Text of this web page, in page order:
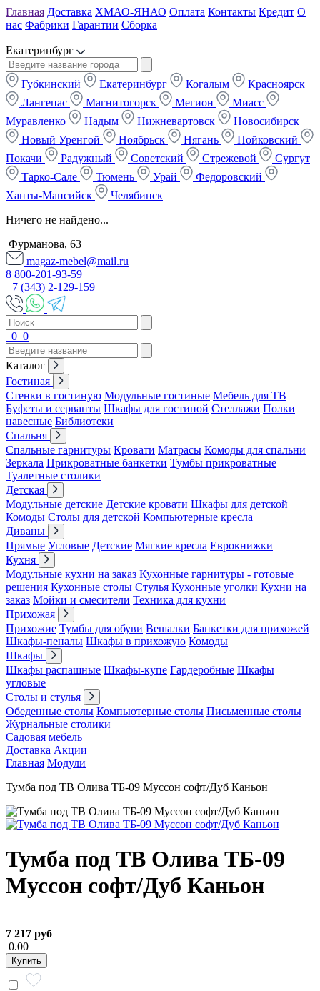
Главная Доставка ХМАО-ЯНАО Оплата Контакты Кредит О
нас Фабрики Гарантии Сборка
Екатеринбург
Губкинский Екатеринбург Когалым
Красноярск
Лангепас
Магнитогорск Мегион
Миасс
Муравленко
Надым Нижневартовск
Новосибирск
Новый Уренгой
Ноябрьск Нягань
Пойковский
Покачи
Радужный Советский Стрежевой
Сургут
Тарко-Сале
Тюмень Урай
Федоровский
Ханты-Мансийск
Челябинск
Ничего не найдено...
Фурманова, 63
magaz-mebel@mail.ru
8 800-201-93-59
+7 (343) 2-129-159
0 0
Каталог
Гостиная
Стенки в гостиную Модульные гостиные Мебель для ТВ
Буфеты и серванты Шкафы для гостиной Стеллажи Полки
навесные Библиотеки
Спальня
Спальные гарнитуры Кровати Матрасы Комоды для спальни
Зеркала Прикроватные банкетки Тумбы прикроватные
Туалетные столики
Детская
Модульные детские Детские кровати Шкафы для детской
Комоды Столы для детской Компьютерные кресла
Диваны
Прямые Угловые Детские Мягкие кресла Еврокнижки
Кухня
Модульные кухни на заказ Кухонные гарнитуры - готовые
решения Кухонные столы Стулья Кухонные уголки Кухни на
заказ Мойки и смесители Техника для кухни
Прихожая
Прихожие Тумбы для обуви Вешалки Банкетки для прихожей
Шкафы-пеналы Шкафы в прихожую Комоды
Шкафы
Шкафы распашные Шкафы-купе Гардеробные Шкафы
угловые
Столы и стулья
Обеденные столы Компьютерные столы Письменные столы
Журнальные столики
Садовая мебель
Доставка Акции
Главная Модули
Тумба под ТВ Олива ТБ-09 Муссон софт/Дуб Каньон
Тумба под ТВ Олива ТБ-09
Муссон софт/Дуб Каньон
7 217 руб
0.00
Купить